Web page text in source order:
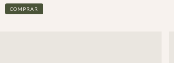
COMPRAR